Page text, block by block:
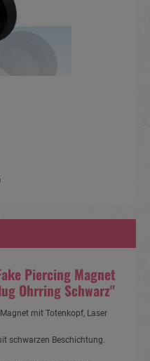
Piercing Magnet
Ohrring Schwarz"
mit Totenkopf, Laser
schwarzen Beschichtung.